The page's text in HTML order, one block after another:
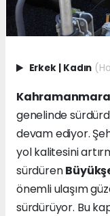
Erkek | Kadın
genelinde
devam ediyor.
yol kalitesini
sürdüren
önemli ulaşım
sürdürüyor. Bu